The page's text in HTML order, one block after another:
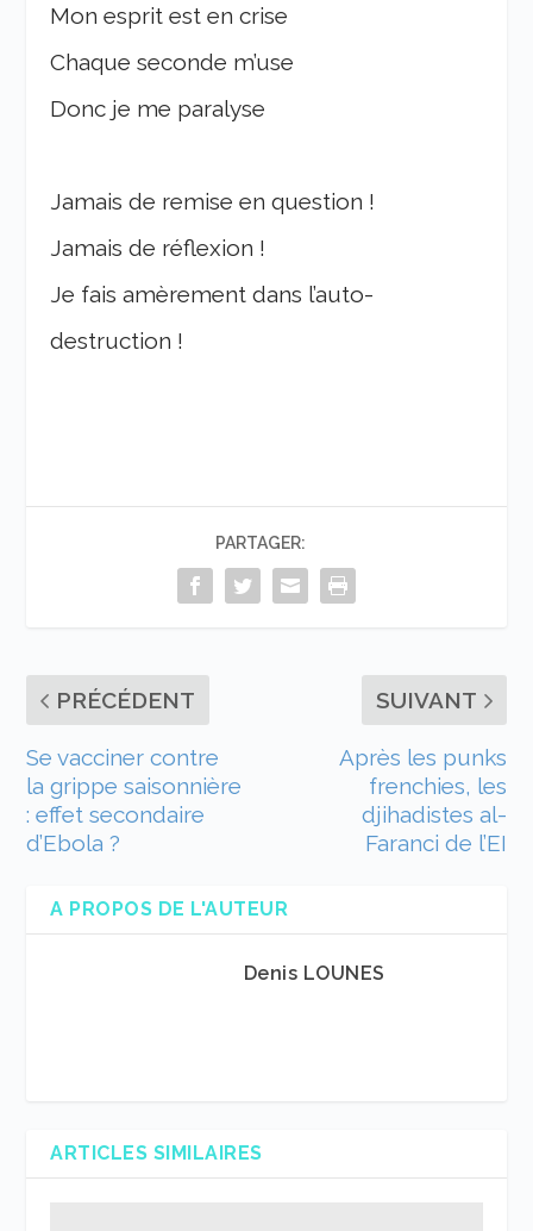
Mon esprit est en crise
Chaque seconde m’use
Donc je me paralyse
Jamais de remise en question !
Jamais de réflexion !
Je fais amèrement dans l’auto-
destruction !
PARTAGER:
PRÉCÉDENT
Se vacciner contre
la grippe saisonnière
: effet secondaire
d’Ebola ?
SUIVANT
Après les punks
frenchies, les
djihadistes al-
Faranci de l’EI
A PROPOS DE L'AUTEUR
Denis LOUNES
ARTICLES SIMILAIRES